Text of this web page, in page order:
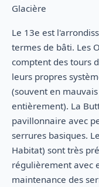
Glacière
Le 13e est
termes de bâti. Les
comptent des tours
leurs propres
(souvent en
entièrement). La
pavillonnaire avec
serrures basiques.
Habitat) sont très
régulièrement avec
maintenance des